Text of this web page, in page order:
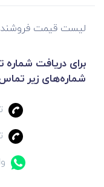
لیست قیمت
برای دریافت شماره
شماره‌های زیر